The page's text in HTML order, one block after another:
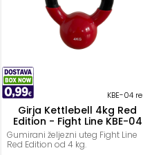
KBE-04 re
Girja Kettlebell 4kg Red
Edition - Fight Line KBE-04
Gumirani željezni uteg Fight Line
Red Edition od 4 kg.